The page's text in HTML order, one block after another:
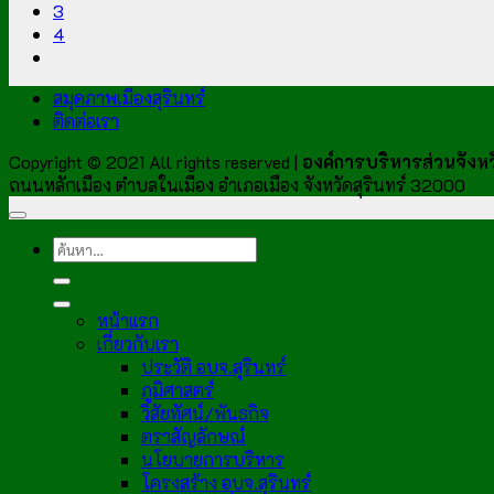
3
4
สมุดภาพเมืองสุรินทร์
ติดต่อเรา
Copyright © 2021 All rights reserved | องค์การบริหารส่วนจัง
ถนนหลักเมือง ตำบลในเมือง อำเภอเมือง จังหวัดสุรินทร์ 32000
หน้าแรก
เกี่ยวกับเรา
ประวัติ อบจ.สุรินทร์
ภูมิศาสตร์
วิสัยทัศน์/พันธกิจ
ตราสัญลักษณ์
นโยบายการบริหาร
โครงสร้าง อบจ.สุรินทร์